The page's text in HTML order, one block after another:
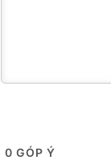
0 GÓP Ý